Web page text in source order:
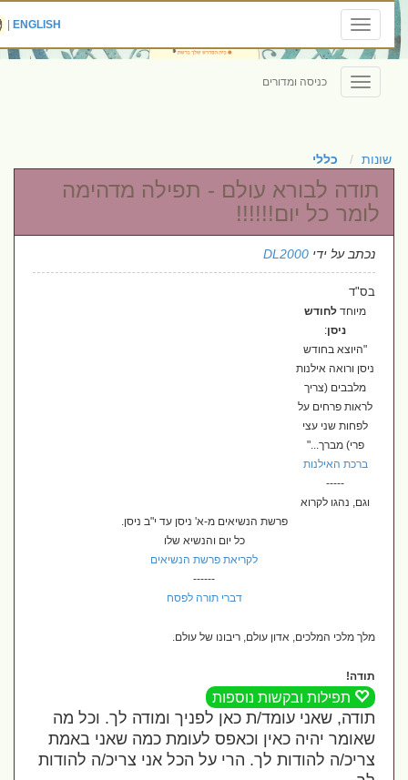
Toggle
navigation
ENGLISH
|
Toggle
navigation
כניסה ומדורים
שונות כללי
תודה לבורא עולם - תפילה מדהימה
לומר כל יום!!!!!!
נכתב על ידיDL2000
בס"ד
מיוחדלחודש
ניסן:
"היוצא בחודש
ניסן ורואה אילנות
מלבבים (צריך
לראות פרחים על
לפחות שני עצי
פרי) מברך..."
ברכת האילנות
-----
וגם, נהגו לקרוא
פרשת הנשיאים מ-א' ניסן עד י"ב ניסן.
כל יום והנשיא שלו
לקריאת פרשת הנשיאים
------
דברי תורה לפסח
מלך מלכי המלכים, אדון עולם, ריבונו של עולם.
תודה!
תפילות ובקשות נוספות
תודה, שאני עומד/ת כאן לפניך ומודה לך. וכל מה
שאומר יהיה כאין וכאפס לעומת כמה שאני באמת
צריכ/ה להודות לך. הרי על הכל אני צריכ/ה להודות